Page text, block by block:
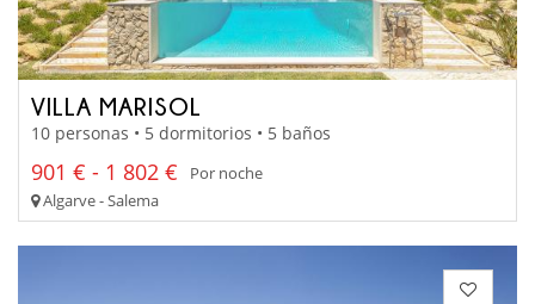
VILLA MARISOL
10 personas • 5 dormitorios • 5 baños
901 € - 1 802 €
Por noche
Algarve - Salema